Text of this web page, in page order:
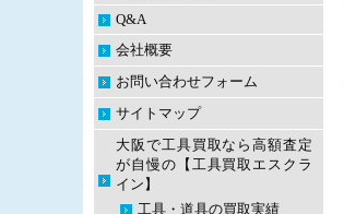
Q&A
会社概要
お問い合わせフォーム
サイトマップ
大阪で工具買取なら高額査定
が自慢の【工具買取エスクラ
イン】
工具・道具の買取実績